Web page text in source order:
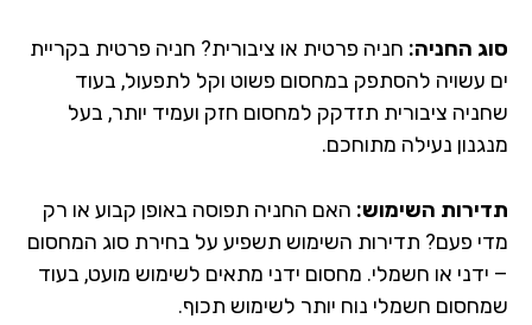
החניה:חניה פרטית או ציבורית? חניה פרטית בקריית
עשויה להסתפק במחסום פשוט וקל לתפעול, בעוד
ציבורית תזדקק למחסום חזק ועמיד יותר, בעל
נעילה מתוחכם.
השימוש:האם החניה תפוסה באופן קבוע או רק
פעם? תדירות השימוש תשפיע על בחירת סוג המחסום
או חשמלי. מחסום ידני מתאים לשימוש מועט, בעוד
חשמלי נוח יותר לשימוש תכוף.